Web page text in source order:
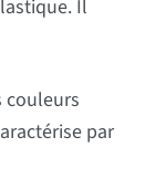
Il
couleurs
par